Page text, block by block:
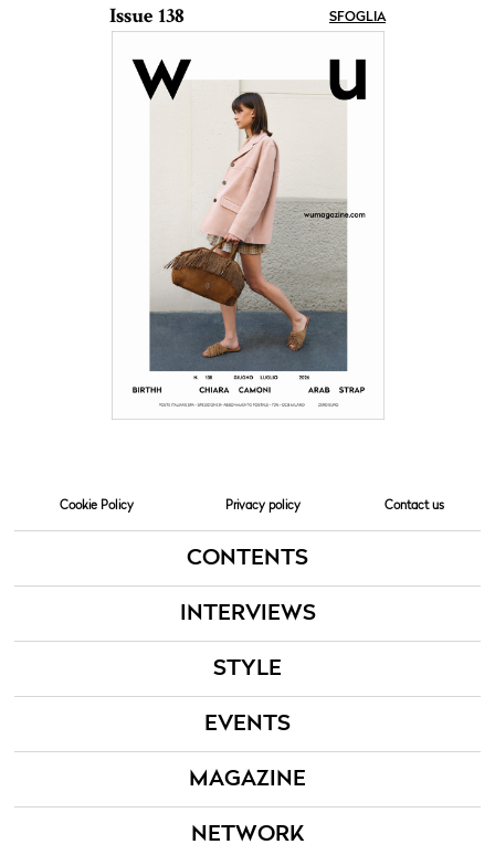
Issue 138 SFOGLIA
Cookie Policy Privacy policy Contact us
CONTENTS
INTERVIEWS
STYLE
EVENTS
MAGAZINE
NETWORK